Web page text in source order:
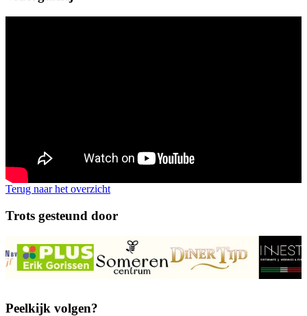
Terug naar het overzicht
Trots gesteund door
Peelkijk volgen?